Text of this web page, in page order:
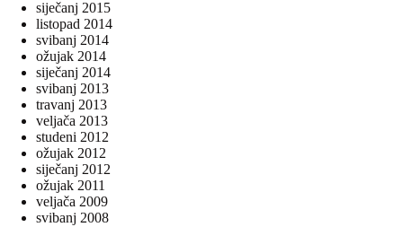
siječanj 2015
listopad 2014
svibanj 2014
ožujak 2014
siječanj 2014
svibanj 2013
travanj 2013
veljača 2013
studeni 2012
ožujak 2012
siječanj 2012
ožujak 2011
veljača 2009
svibanj 2008